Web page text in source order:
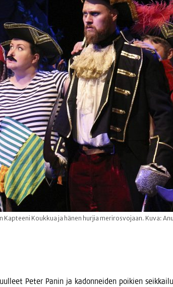
Kapteeni Koukkua ja hänen hurjia merirosvojaan. Kuva:
Peter Panin ja kadon­nei­den poi­kien